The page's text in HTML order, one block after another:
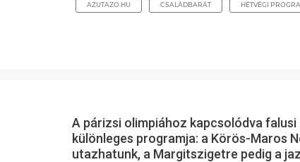
AZUTAZO.HU CSALÁDBARÁT HÉTVÉGI
A párizsi olimpiához kapcsolódva
különleges programja: a Körös-Maros
utazhatunk, a Margitszigetre pedig a